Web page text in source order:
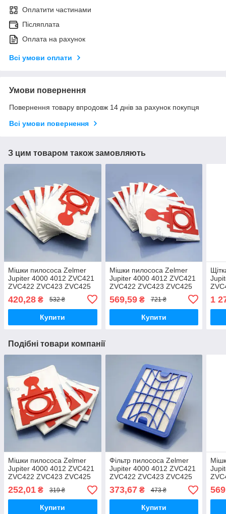
Оплатити частинами
Післяплата
Оплата на рахунок
Всі умови оплати
Умови повернення
Повернення товару впродовж 14 днів за рахунок покупця
Всі умови повернення
З цим товаром також замовляють
Мішки пилососа Zelmer
Jupiter 4000 4012 ZVC421
ZVC422 ZVC423 ZVC425
флізелінові 4літри 7шт
420,28 ₴ 532 ₴
Купити
Мішки пилососа Zelmer
Jupiter 4000 4012 ZVC421
ZVC422 ZVC423 ZVC425
флізелінові 4літри 10шт
569,59₴ 721 ₴
Купити
1
Подібні товари компанії
Мішки пилососа Zelmer
Jupiter 4000 4012 ZVC421
ZVC422 ZVC423 ZVC425
ZVC427 одноразові
флізелінові 4літри 4шт
252,01 ₴ 319 ₴
Купити
Фільтр пилососа Zelmer
Jupiter 4000 4012 ZVC421
ZVC422 ZVC423 ZVC425
ZVC427 HEPA13 оригінал
373,67₴ 473 ₴
Купити